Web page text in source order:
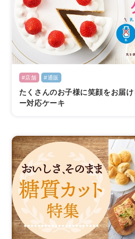
#店舗 #通販
たくさんのお子様に笑顔をお届
ー対応ケーキ